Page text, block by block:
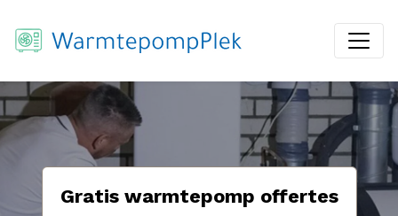
Gratis warmtepomp offertes